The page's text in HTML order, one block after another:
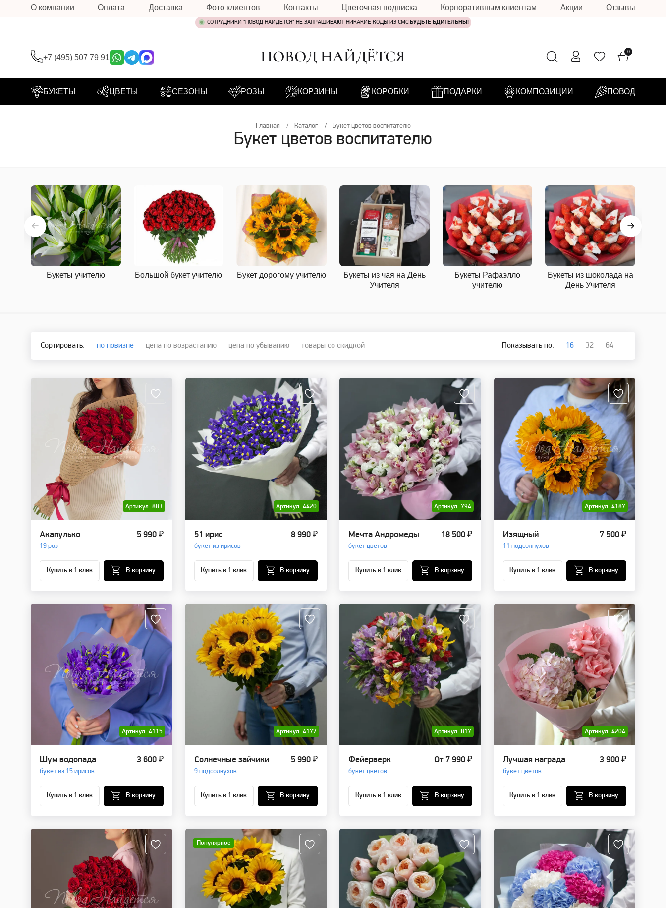
О компании Оплата Доставка Фото клиентов Контакты Цветочная подписка Корпоративным клиентам Акции Отзывы
СОТРУДНИКИ "ПОВОД НАЙДЕТСЯ" НЕ ЗАПРАШИВАЮТ НИКАКИЕ КОДЫ ИЗ СМС! БУДЬТЕ БДИТЕЛЬНЫ!
+7 (495) 507 79 91 ПОВОД НАЙДЁТСЯ 0
БУКЕТЫ ЦВЕТЫ СЕЗОНЫ РОЗЫ КОРЗИНЫ КОРОБКИ ПОДАРКИ КОМПОЗИЦИИ ПОВОД
Главная Каталог Букет цветов воспитателю
Букет цветов воспитателю
Букеты учителю Большой букет учителю Букет дорогому учителю
Букеты из чая на День
Учителя
Букеты Рафаэлло
учителю
Букеты из шоколада на
День Учителя
Сортировать: по новизне цена по возрастанию цена по убыванию товары со скидкой Показывать по: 16 32 64
Артикул: 883
Акапулько
19 роз
5 990 ₽
Купить в 1 клик В корзину
Артикул: 4420
51 ирис
букет из ирисов
8 990 ₽
Купить в 1 клик В корзину
Артикул: 794
Мечта Андромеды
букет цветов
18 500 ₽
Купить в 1 клик В корзину
Артикул: 4187
Изящный
11 подсолнухов
7 500 ₽
Купить в 1 клик В корзину
Артикул: 4115
Шум водопада
букет из 15 ирисов
3 600 ₽
Купить в 1 клик В корзину
Артикул: 4177
Солнечные зайчики
9 подсолнухов
5 990 ₽
Купить в 1 клик В корзину
Артикул: 817
Фейерверк
букет цветов
От 7 990 ₽
Купить в 1 клик В корзину
Артикул: 4204
Лучшая награда
букет цветов
3 900 ₽
Купить в 1 клик В корзину
Популярное